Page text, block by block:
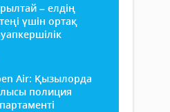
– елдің
үшін ортақ
Air: Қызылорда
полиция